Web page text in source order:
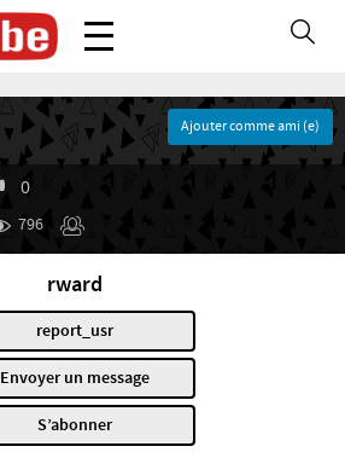
0
796
Ajouter comme ami (e)
rward
report_usr
Envoyer un message
S’abonner